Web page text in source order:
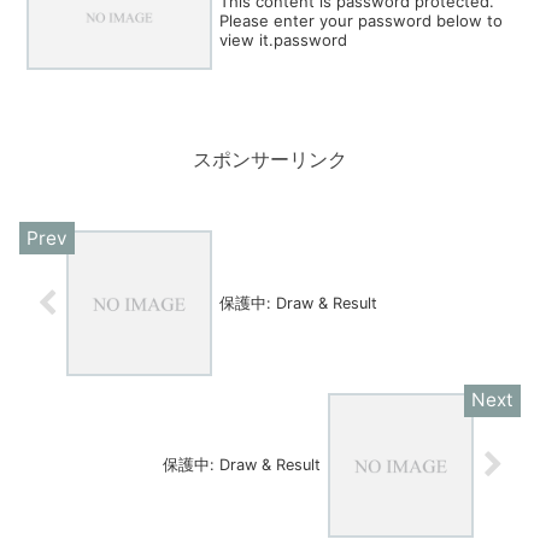
Please enter your password below to
view it.password
スポンサーリンク
保護中: Draw & Result
保護中: Draw & Result